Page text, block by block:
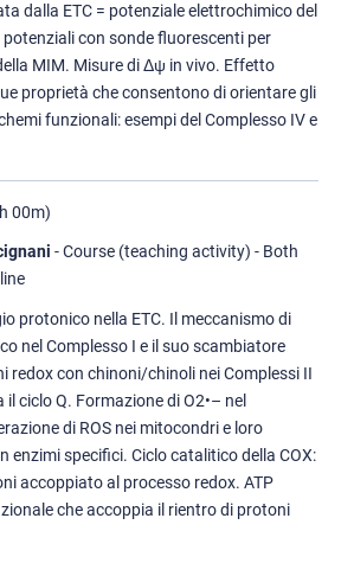
dalla ETC = potenziale elettrochimico del
con sonde fluorescenti per
MIM. Misure di Δψ in vivo. Effetto
proprietà che consentono di orientare gli
funzionali: esempi del Complesso IV e
00m)
- Course (teaching activity) - Both
protonico nella ETC. Il meccanismo di
nel Complesso I e il suo scambiatore
redox con chinoni/chinoli nei Complessi II
il ciclo Q. Formazione di O2•– nel
di ROS nei mitocondri e loro
enzimi specifici. Ciclo catalitico della COX:
accoppiato al processo redox. ATP
che accoppia il rientro di protoni